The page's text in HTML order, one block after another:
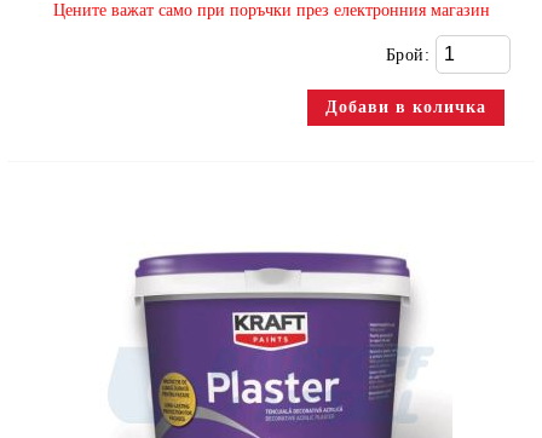
​Цените важат само при поръчки през електронния магазин
Брой: